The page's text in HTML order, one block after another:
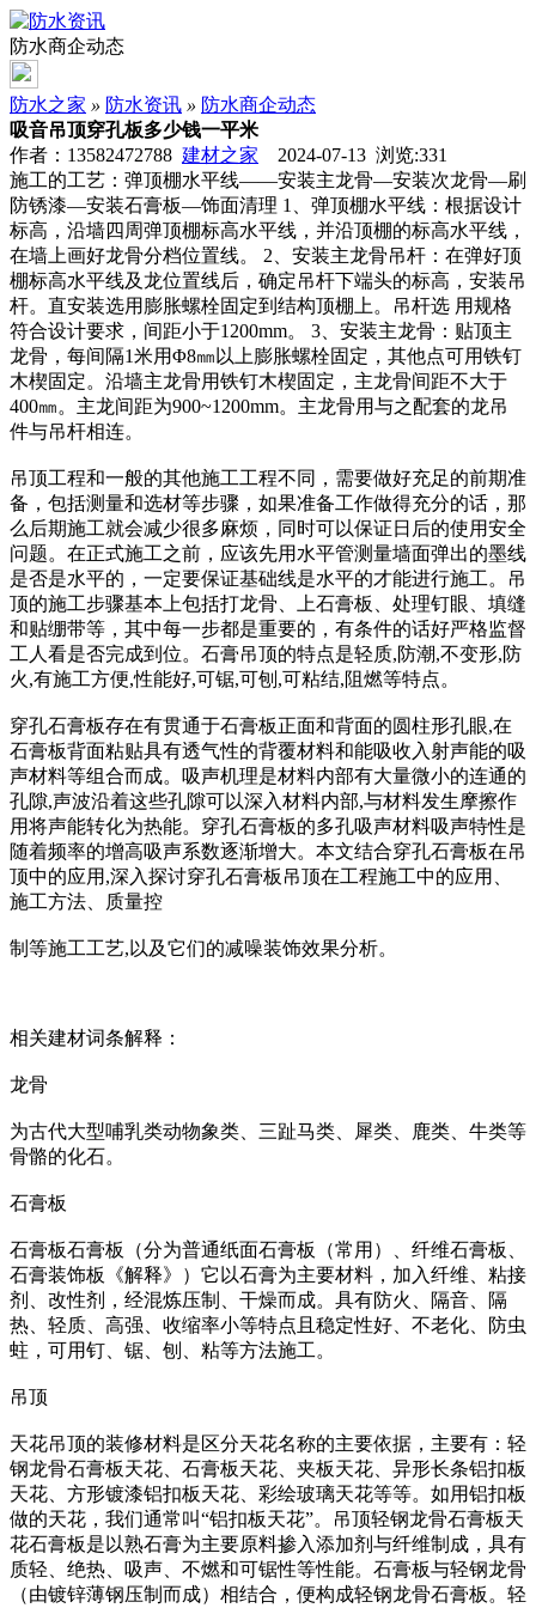
防水商企动态
防水之家 » 防水资讯 » 防水商企动态
吸音吊顶穿孔板多少钱一平米
作者：13582472788 建材之家 2024-07-13 浏览:331
施工的工艺：弹顶棚水平线——安装主龙骨—安装次龙骨—刷
防锈漆—安装石膏板—饰面清理 1、弹顶棚水平线：根据设计
标高，沿墙四周弹顶棚标高水平线，并沿顶棚的标高水平线，
在墙上画好龙骨分档位置线。 2、安装主龙骨吊杆：在弹好顶
棚标高水平线及龙位置线后，确定吊杆下端头的标高，安装吊
杆。直安装选用膨胀螺栓固定到结构顶棚上。吊杆选 用规格
符合设计要求，间距小于1200mm。 3、安装主龙骨：贴顶主
龙骨，每间隔1米用Φ8㎜以上膨胀螺栓固定，其他点可用铁钉
木楔固定。沿墙主龙骨用铁钉木楔固定，主龙骨间距不大于
400㎜。主龙间距为900~1200mm。主龙骨用与之配套的龙吊
件与吊杆相连。
吊顶工程和一般的其他施工工程不同，需要做好充足的前期准
备，包括测量和选材等步骤，如果准备工作做得充分的话，那
么后期施工就会减少很多麻烦，同时可以保证日后的使用安全
问题。在正式施工之前，应该先用水平管测量墙面弹出的墨线
是否是水平的，一定要保证基础线是水平的才能进行施工。吊
顶的施工步骤基本上包括打龙骨、上石膏板、处理钉眼、填缝
和贴绷带等，其中每一步都是重要的，有条件的话好严格监督
工人看是否完成到位。石膏吊顶的特点是轻质,防潮,不变形,防
火,有施工方便,性能好,可锯,可刨,可粘结,阻燃等特点。
穿孔石膏板存在有贯通于石膏板正面和背面的圆柱形孔眼,在
石膏板背面粘贴具有透气性的背覆材料和能吸收入射声能的吸
声材料等组合而成。吸声机理是材料内部有大量微小的连通的
孔隙,声波沿着这些孔隙可以深入材料内部,与材料发生摩擦作
用将声能转化为热能。穿孔石膏板的多孔吸声材料吸声特性是
随着频率的增高吸声系数逐渐增大。本文结合穿孔石膏板在吊
顶中的应用,深入探讨穿孔石膏板吊顶在工程施工中的应用、
施工方法、质量控
制等施工工艺,以及它们的减噪装饰效果分析。
相关建材词条解释：
龙骨
为古代大型哺乳类动物象类、三趾马类、犀类、鹿类、牛类等
骨骼的化石。
石膏板
石膏板石膏板（分为普通纸面石膏板（常用）、纤维石膏板、
石膏装饰板《解释》）它以石膏为主要材料，加入纤维、粘接
剂、改性剂，经混炼压制、干燥而成。具有防火、隔音、隔
热、轻质、高强、收缩率小等特点且稳定性好、不老化、防虫
蛀，可用钉、锯、刨、粘等方法施工。
吊顶
天花吊顶的装修材料是区分天花名称的主要依据，主要有：轻
钢龙骨石膏板天花、石膏板天花、夹板天花、异形长条铝扣板
天花、方形镀漆铝扣板天花、彩绘玻璃天花等等。如用铝扣板
做的天花，我们通常叫“铝扣板天花”。吊顶轻钢龙骨石膏板天
花石膏板是以熟石膏为主要原料掺入添加剂与纤维制成，具有
质轻、绝热、吸声、不燃和可锯性等性能。石膏板与轻钢龙骨
（由镀锌薄钢压制而成）相结合，便构成轻钢龙骨石膏板。轻